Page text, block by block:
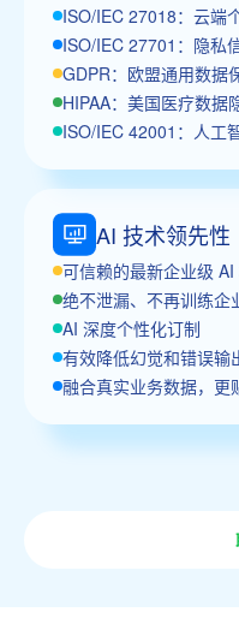
ISO/IEC 27018：云端
ISO/IEC 27701：隐私
GDPR：欧盟通用数据
HIPAA：美国医疗数据
ISO/IEC 42001：人工
AI 技术领先性
可信赖的最新企业级 AI
绝不泄漏、不再训练企
AI 深度个性化订制
有效降低幻觉和错误输
融合真实业务数据，更